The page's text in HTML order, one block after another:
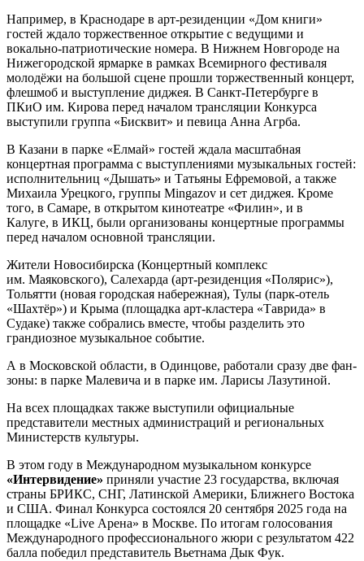
Например, в Краснодаре в арт-резиденции «Дом книги»
гостей ждало торжественное открытие с ведущими и
вокально-патриотические номера. В Нижнем Новгороде на
Нижегородской ярмарке в рамках Всемирного фестиваля
молодёжи на большой сцене прошли торжественный концерт,
флешмоб и выступление диджея. В Санкт-Петербурге в
ПКиО им. Кирова перед началом трансляции Конкурса
выступили группа «Бисквит» и певица Анна Агрба.
В Казани в парке «Елмай» гостей ждала масштабная
концертная программа с выступлениями музыкальных гостей:
исполнительниц «Дышать» и Татьяны Ефремовой, а также
Михаила Урецкого, группы Mingazov и сет диджея. Кроме
того, в Самаре, в открытом кинотеатре «Филин», и в
Калуге, в ИКЦ, были организованы концертные программы
перед началом основной трансляции.
Жители Новосибирска (Концертный комплекс
им. Маяковского), Салехарда (арт-резиденция «Полярис»),
Тольятти (новая городская набережная), Тулы (парк-отель
«Шахтёр») и Крыма (площадка арт-кластера «Таврида» в
Судаке) также собрались вместе, чтобы разделить это
грандиозное музыкальное событие.
А в Московской области, в Одинцове, работали сразу две фан-
зоны: в парке Малевича и в парке им. Ларисы Лазутиной.
На всех площадках также выступили официальные
представители местных администраций и региональных
Министерств культуры.
В этом году в Международном музыкальном конкурсе
«Интервидение» приняли участие 23 государства, включая
страны БРИКС, СНГ, Латинской Америки, Ближнего Востока
и США. Финал Конкурса состоялся 20 сентября 2025 года на
площадке «Live Арена» в Москве. По итогам голосования
Международного профессионального жюри с результатом 422
балла победил представитель Вьетнама Дык Фук.